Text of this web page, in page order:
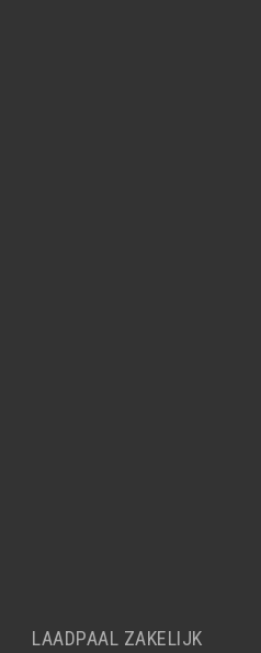
LAADPAAL ZAKELIJK